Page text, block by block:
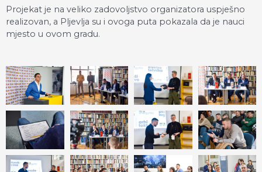
Projekat je na veliko zadovoljstvo organizatora uspješno
realizovan, a Pljevlja su i ovoga puta pokazala da je nauci
mjesto u ovom gradu.